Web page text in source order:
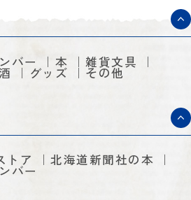
バー 本 雑貨文具
グッズ その他
トア 北海道新聞社の本
バー